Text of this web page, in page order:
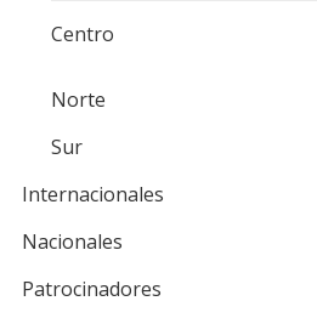
Centro
Norte
Sur
Internacionales
Nacionales
Patrocinadores